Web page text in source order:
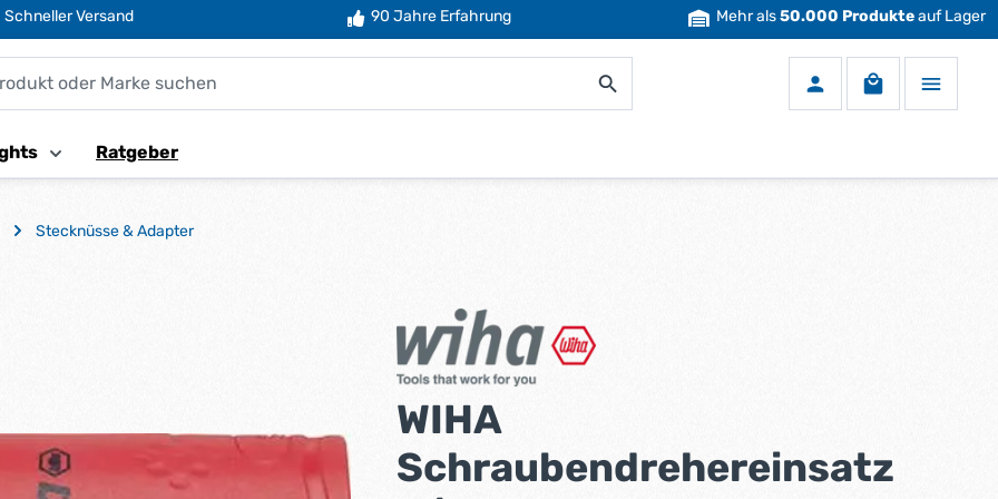
Schneller Versand 90 Jahre Erfahrung Mehr als50.000 Produkteauf Lager
Warenkorb
Ratgeber
Stecknüsse & Adapter
WIHA
Schraubendrehereinsatz